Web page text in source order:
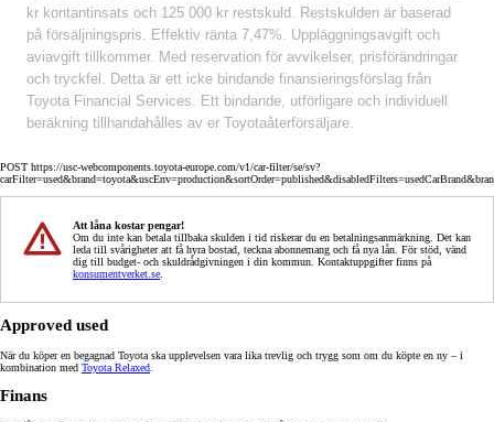
kr kontantinsats och 125 000 kr restskuld. Restskulden är baserad
på försäljningspris. Effektiv ränta 7,47%. Uppläggningsavgift och
aviavgift tillkommer. Med reservation för avvikelser, prisförändringar
och tryckfel. Detta är ett icke bindande finansieringsförslag från
Toyota Financial Services. Ett bindande, utförligare och individuell
beräkning tillhandahålles av er Toyotaåterförsäljare.
POST https://usc-webcomponents.toyota-europe.com/v1/car-filter/se/sv?
Att låna kostar pengar!
Om du inte kan betala tillbaka skulden i tid riskerar du en betalningsanmärkning. Det kan
leda till svårigheter att få hyra bostad, teckna abonnemang och få nya lån. För stöd, vänd
dig till budget- och skuldrådgivningen i din kommun. Kontaktuppgifter finns på
konsumentverket.se
Approved used
När du köper en begagnad Toyota ska upplevelsen vara lika trevlig och trygg som om du köpte en ny – i
kombination med Toyota Relaxed
Finans